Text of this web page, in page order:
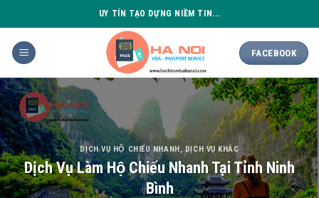
to
content
UY TÍN TẠO DỰNG NIỀM TIN...
FACEBOOK
DỊCH VỤ HỘ CHIẾU NHANH ,DỊCH VỤ KHÁC
Dịch Vụ Làm Hộ Chiếu Nhanh Tại Tỉnh Ninh
Bình